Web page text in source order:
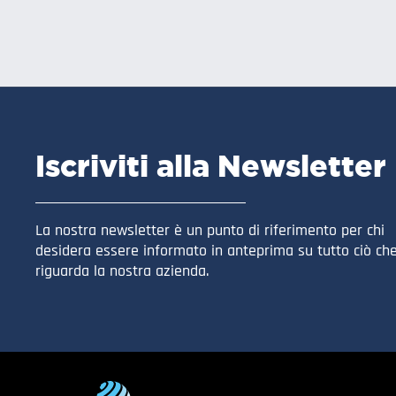
Iscriviti alla Newsletter
La nostra newsletter è un punto di riferimento per chi
desidera essere informato in anteprima su tutto ciò
riguarda la nostra azienda.